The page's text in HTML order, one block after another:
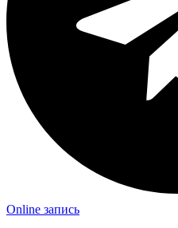
Online запись